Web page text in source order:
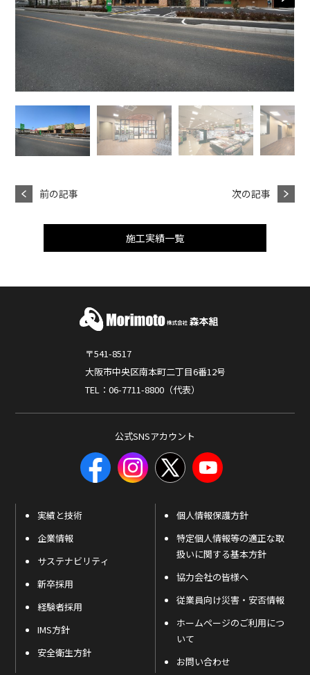
前の記事 次の記事
施工実績一覧
〒541-8517
大阪市中央区南本町二丁目6番12号
TEL：06-7711-8800（代表）
公式SNSアカウント
実績と技術
企業情報
サステナビリティ
新卒採用
経験者採用
IMS方針
安全衛生方針
個人情報保護方針
特定個人情報等の適正な取
扱いに関する基本方針
協力会社の皆様へ
従業員向け災害・安否情報
ホームページのご利用につ
いて
お問い合わせ